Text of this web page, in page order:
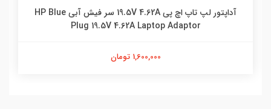
آداپتور لپ تاپ اچ پی 19.5V 4.62A سر فیش آبی HP Blue
Plug 19.5V 4.62A Laptop Adaptor
1,600,000 تومان